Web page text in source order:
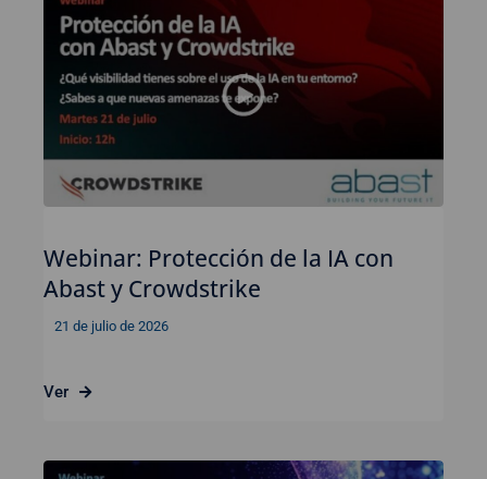
Webinar: Protección de la IA con
Abast y Crowdstrike
21 de julio de 2026
Ver